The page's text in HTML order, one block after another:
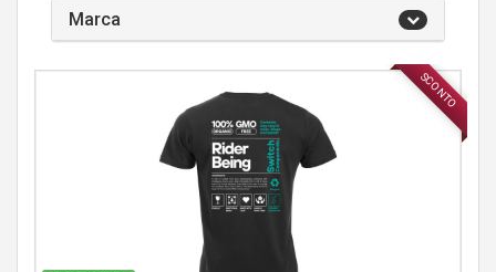
Marca
SCONTO
ABBIGLIAMENTO